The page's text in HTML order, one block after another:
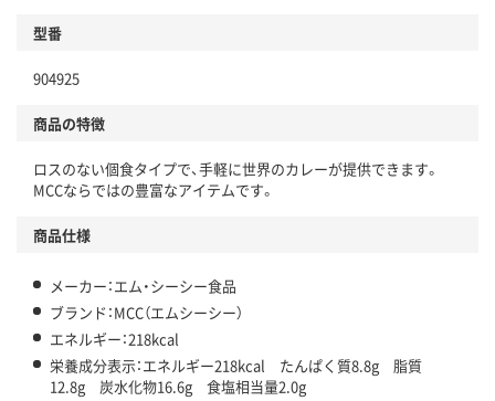
型番
904925
商品の特徴
ロスのない個食タイプで、手軽に世界のカレーが提供できます。
MCCならではの豊富なアイテムです。
商品仕様
メーカー：エム・シーシー食品
ブランド：MCC（エムシーシー）
エネルギー：218kcal
栄養成分表示：エネルギー218kcal たんぱく質8.8g 脂質
12.8g 炭水化物16.6g 食塩相当量2.0g